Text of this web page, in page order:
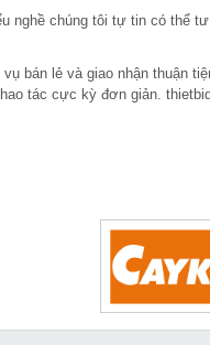
nghề chúng tôi tự tin có thể
bán lẻ và giao nhận thuận
tác cực kỳ đơn giản.